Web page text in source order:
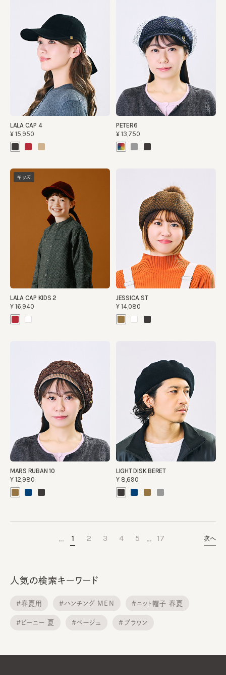
LALA CAP 4
¥15,950
PETER6
¥13,750
キッズ
LALA CAP KIDS 2
¥16,940
JESSICA.ST
¥14,080
MARS RUBAN 10
¥12,980
LIGHT DISK BERET
¥8,690
… 1 2 3 4 5 … 17 次へ
人気の検索キーワード
#春夏用 #ハンチング MEN #ニット帽子 春夏
#ビーニー 夏 #ベージュ #ブラウン